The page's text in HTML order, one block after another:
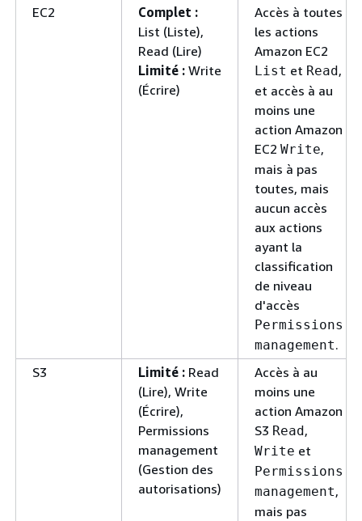
EC2
Complet :
List (Liste),
Read (Lire)
Limité : Write
(Écrire)
Accès à toutes
les actions
Amazon EC2
List et Read,
et accès à au
moins une
action Amazon
EC2 Write,
mais à pas
toutes, mais
aucun accès
aux actions
ayant la
classification
de niveau
d'accès
Permissions
management.
S3
Limité : Read
(Lire), Write
(Écrire),
Permissions
management
(Gestion des
autorisations)
Accès à au
moins une
action Amazon
S3 Read,
Write et
Permissions
management,
mais pas